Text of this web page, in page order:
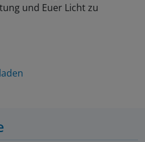
und Euer Licht zu